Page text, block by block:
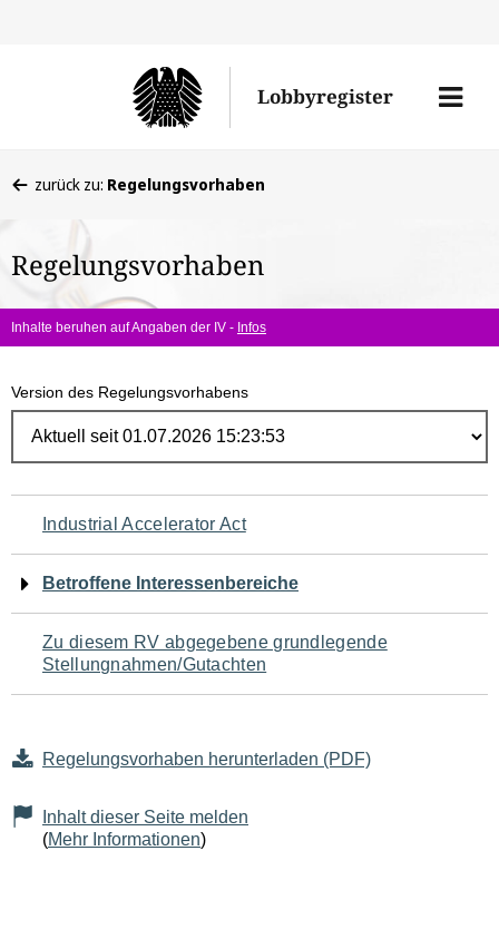
Lobbyregister
Menü
befinden
hier:
zurück zu: Regelungsvorhaben
Regelungsvorhaben
Inhalte beruhen auf Angaben der IV - Infos
Version des Regelungsvorhabens
Navigation
für
den
Seiteninhalt
Industrial Accelerator Act
Betroffene Interessenbereiche
Zu diesem RV abgegebene grundlegende
Stellungnahmen/Gutachten
Regelungsvorhaben herunterladen (PDF)
Inhalt dieser Seite melden
(Mehr Informationen)